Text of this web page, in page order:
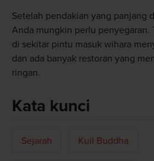
Setelah pendakian yang panjang
Anda mungkin perlu penyegaran.
di sekitar pintu masuk wihara
dan ada banyak restoran yang
ringan.
Kata kunci
Sejarah Kuil Buddha